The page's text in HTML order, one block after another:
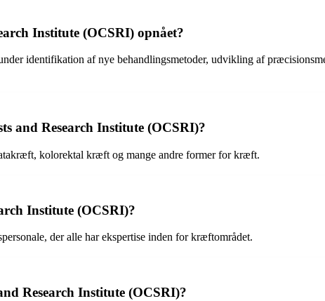
Institute (OCSRI) opnået?
identifikation af nye behandlingsmetoder, udvikling af
and Research Institute (OCSRI)?
kolorektal kræft og mange andre former for kræft.
Institute (OCSRI)?
der alle har ekspertise inden for kræftområdet.
Research Institute (OCSRI)?